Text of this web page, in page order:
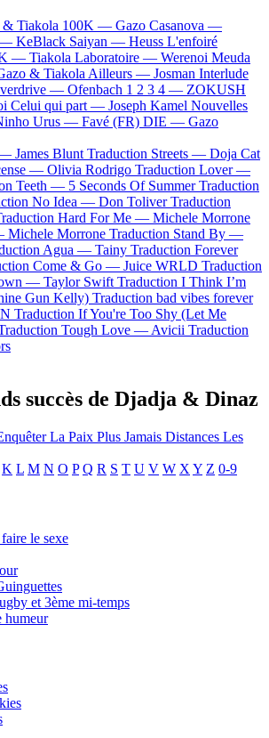
& Tiakola 100K — Gazo Casanova —
— KeBlack Saiyan — Heuss L'enfoiré
— Tiakola Laboratoire — Werenoi Meuda
& Tiakola Ailleurs — Josman Interlude
— Ofenbach 1 2 3 4 — ZOKUSH
Celui qui part — Joseph Kamel Nouvelles
Urus — Favé (FR) DIE — Gazo
— James Blunt Traduction Streets — Doja Cat
— Olivia Rodrigo Traduction Lover —
Teeth — 5 Seconds Of Summer Traduction
No Idea — Don Toliver Traduction
Hard For Me — Michele Morrone
Michele Morrone Traduction Stand By —
Agua — Tainy Traduction Forever
Come & Go — Juice WRLD Traduction
— Taylor Swift Traduction I Think I’m
Gun Kelly) Traduction bad vibes forever
Traduction If You're Too Shy (Let Me
Tough Love — Avicii Traduction
succès de Djadja & Dinaz
La Paix Plus Jamais Distances Les
K L M N O P Q R S T U V W X Y Z 0-9
le sexe
et 3ème mi-temps
humeur